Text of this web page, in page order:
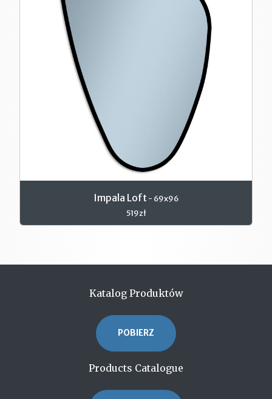
Impala Loft - 69x96
519zł
Katalog Produktów
POBIERZ
Products Catalogue